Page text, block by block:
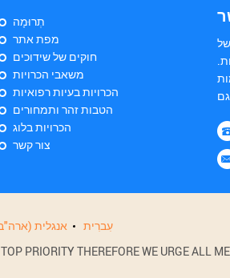
תְרוּמָה
מפת אתר
חוקים של שידוכים
משאבי הכרויות
הכרויות בעיות רפואיות
הטבות זהר ותמחורים
הכרויות בלוג
צור קשר
אנגלית עִברִית
PRIORITY THEREFORE WE URGE ALL